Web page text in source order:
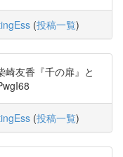
(投稿一覧)
友香『千の扉』と
(投稿一覧)